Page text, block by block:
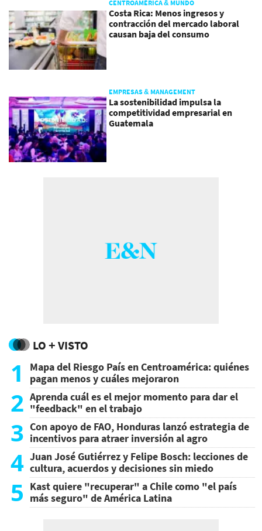
CENTROAMÉRICA & MUNDO
Costa Rica: Menos ingresos y
contracción del mercado laboral
causan baja del consumo
EMPRESAS & MANAGEMENT
La sostenibilidad impulsa la
competitividad empresarial en
Guatemala
LO + VISTO
1
Mapa del Riesgo País en Centroamérica: quiénes
pagan menos y cuáles mejoraron
2 Aprenda cuál es el mejor momento para dar el
"feedback" en el trabajo
3 Con apoyo de FAO, Honduras lanzó estrategia de
incentivos para atraer inversión al agro
4 Juan José Gutiérrez y Felipe Bosch: lecciones de
cultura, acuerdos y decisiones sin miedo
5 Kast quiere "recuperar" a Chile como "el país
más seguro" de América Latina